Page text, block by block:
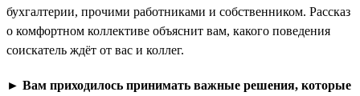
бухгалтерии, прочими работниками и собственником. Рассказ
о комфортном коллективе объяснит вам, какого поведения
соискатель ждёт от вас и коллег.
► Вам приходилось принимать важные решения, которые